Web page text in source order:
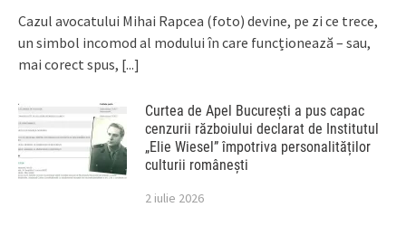
Cazul avocatului Mihai Rapcea (foto) devine, pe zi ce trece,
un simbol incomod al modului în care funcționează – sau,
mai corect spus, [...]
Curtea de Apel București a pus capac
cenzurii războiului declarat de Institutul
„Elie Wiesel” împotriva personalităților
culturii românești
2 iulie 2026